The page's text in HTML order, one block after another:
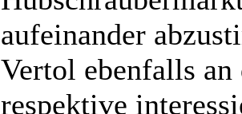
aufeinander
Vertol ebenfalls
respektive